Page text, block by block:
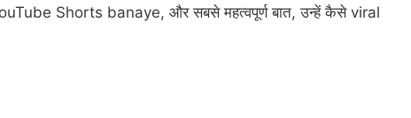
Shorts banaye, और सबसे महत्वपूर्ण बात, उन्हें कैसे viral